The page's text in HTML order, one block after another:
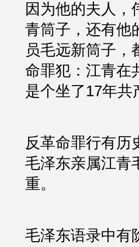
因为他的夫人，
青筒子，还有他
员毛远新筒子，
命罪犯：江青在
是个坐了17年共
反革命罪行有历
毛泽东亲属江青
重。
毛泽东语录中有